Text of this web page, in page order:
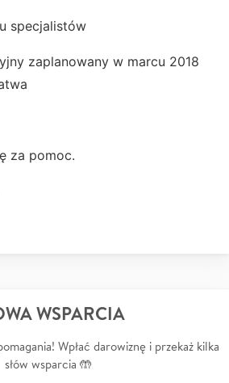
specjalistów
zaplanowany w marcu 2018
za pomoc.
WSPARCIA
Wpłać darowiznę i przekaż kilka
słów wsparcia 🤲